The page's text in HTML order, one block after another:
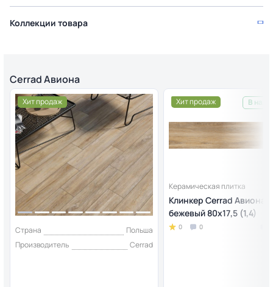
Коллекции товара
Cerrad Авиона
Хит продаж
Страна
Польша
Производитель
Cerrad
Хит продаж В
Керамическая плитка
Клинкер Cerrad Авиона
бежевый 80x17,5 (1,4)
0 0